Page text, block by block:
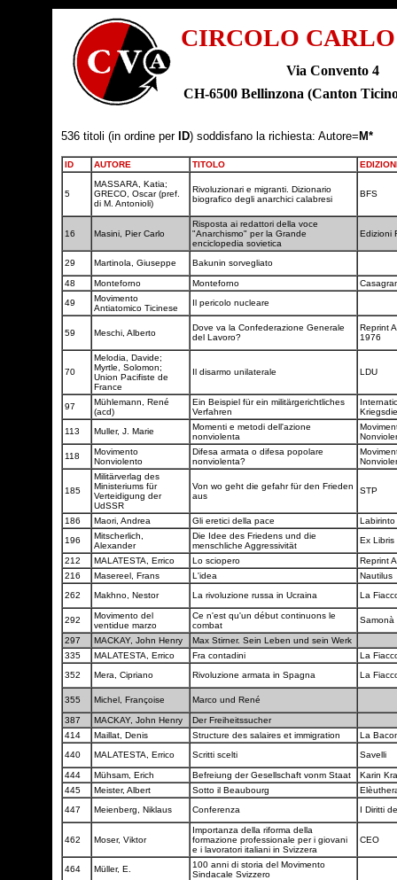
CIRCOLO
Via Convento 4
CH-6500 Bellinzona (Canton
536 titoli (in ordine per ID) soddisfano la richiesta: Autore= M*
ID AUTORE TITOLO
5
MASSARA, Katia;
GRECO, Oscar (pref.
di M. Antonioli)
Rivoluzionari e migranti. Dizionario
biografico degli anarchici calabresi
BFS
16 Masini, Pier Carlo
Risposta ai redattori della voce
"Anarchismo" per la Grande
enciclopedia sovietica
Edizioni
29 Martinola, Giuseppe Bakunin sorvegliato
48 Monteforno Monteforno
49
Movimento
Antiatomico Ticinese
Il pericolo nucleare
59 Meschi, Alberto
Dove va la Confederazione Generale
del Lavoro?
Reprint
1976
70
Melodia, Davide;
Myrtle, Solomon;
Union Pacifiste de
France
Il disarmo unilaterale LDU
97
Mühlemann, René
(acd)
Ein Beispiel für ein militärgerichtliches
Verfahren
113
Muller, J. Marie
Momenti e metodi dell'azione
nonviolenta
118
Movimento
Nonviolento
Difesa armata o difesa popolare
nonviolenta?
185
Militärverlag des
Ministeriums für
Verteidigung der
UdSSR
Von wo geht die gefahr für den Frieden
aus
STP
186 Maori, Andrea Gli eretici della pace
Labirinto
196
Mitscherlich,
Alexander
Die Idee des Friedens und die
menschliche Aggressivität
Ex Libris
212 MALATESTA, Errico Lo sciopero
Reprint
216
Masereel, Frans L'idea
Nautilus
262
Makhno, Nestor La rivoluzione russa in Ucraina La
292
Movimento del
ventidue marzo
Ce n'est qu'un début continuons le
combat
297 MACKAY, John Henry
Max Stirner. Sein Leben und sein Werk
335
MALATESTA, Errico Fra contadini
La
352
Mera, Cipriano Rivoluzione armata in Spagna La
355 Michel, Françoise Marco und René
387 MACKAY, John Henry
Der Freiheitssucher
414
Maillat, Denis Structure des salaires et immigration
La
440
MALATESTA, Errico Scritti scelti Savelli
444 Mühsam, Erich Befreiung der Gesellschaft vonm Staat
Karin
445
Meister, Albert Sotto il Beaubourg
447
Meienberg, Niklaus Conferenza I Diritti
462 Moser, Viktor
Importanza della riforma della
formazione professionale per i giovani
e i lavoratori italiani in Svizzera
CEO
464 Müller, E.
100 anni di storia del Movimento
Sindacale Svizzero